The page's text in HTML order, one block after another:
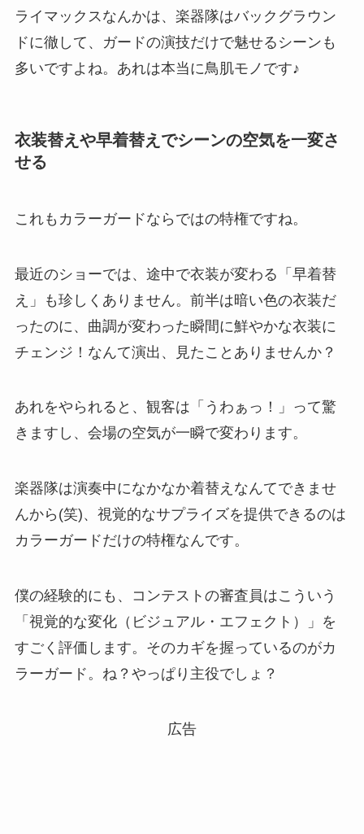
ライマックスなんかは、楽器隊はバックグラウン
ドに徹して、ガードの演技だけで魅せるシーンも
多いですよね。あれは本当に鳥肌モノです♪
衣装替えや早着替えでシーンの空気を一変さ
せる
これもカラーガードならではの特権ですね。
最近のショーでは、途中で衣装が変わる「早着替
え」も珍しくありません。前半は暗い色の衣装だ
ったのに、曲調が変わった瞬間に鮮やかな衣装に
チェンジ！なんて演出、見たことありませんか？
あれをやられると、観客は「うわぁっ！」って驚
きますし、会場の空気が一瞬で変わります。
楽器隊は演奏中になかなか着替えなんてできませ
んから(笑)、視覚的なサプライズを提供できるのは
カラーガードだけの特権なんです。
僕の経験的にも、コンテストの審査員はこういう
「視覚的な変化（ビジュアル・エフェクト）」を
すごく評価します。そのカギを握っているのがカ
ラーガード。ね？やっぱり主役でしょ？
広告